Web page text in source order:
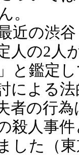
。
近の渋谷
人の2人
と鑑定
による
者の行
殺人事
した（